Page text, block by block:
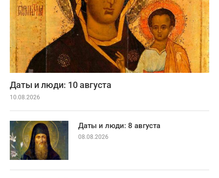
Даты и люди: 10 августа
10.08.2026
Даты и люди: 8 августа
08.08.2026